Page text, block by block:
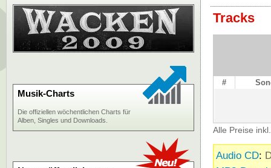
Tracks
#
Alle Preise
Audio CD:
Musik-Charts
Die offiziellen wöchentlichen Charts für
Alben, Singles und Downloads.